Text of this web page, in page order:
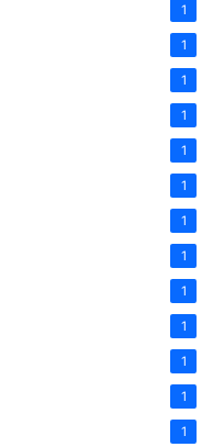
1
1
1
1
1
1
1
1
1
1
1
1
1